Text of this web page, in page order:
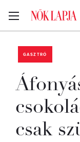
GASZTRÓ
csak